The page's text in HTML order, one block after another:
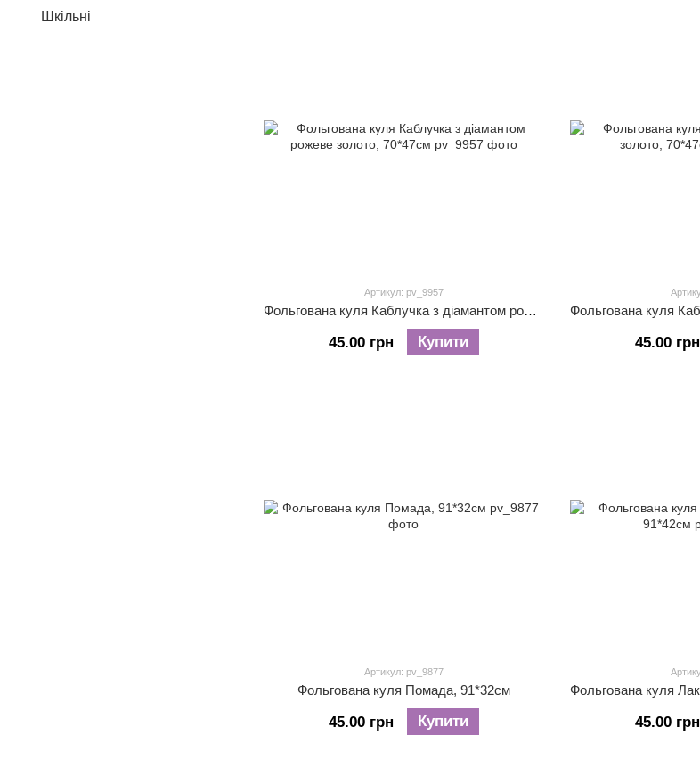
Артикул: pv_9957
Фольгована куля Каблучка з діамантом рожеве золото, 70*47см
45.00 грн Купити 45.00 грн
Артикул: pv_9877
Фольгована куля Помада, 91*32см
45.00 грн Купити 45.00 грн
Шкільні